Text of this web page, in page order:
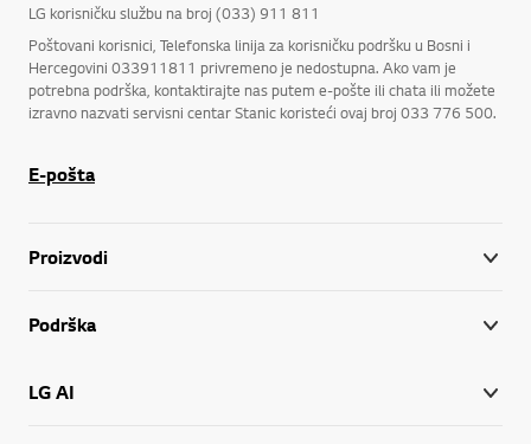
LG korisničku službu na broj (033) 911 811
Poštovani korisnici, Telefonska linija za korisničku podršku u Bosni i
Hercegovini 033911811 privremeno je nedostupna. Ako vam je
potrebna podrška, kontaktirajte nas putem e-pošte ili chata ili možete
izravno nazvati servisni centar Stanic koristeći ovaj broj 033 776 500.
E-pošta
Proizvodi
Podrška
LG AI